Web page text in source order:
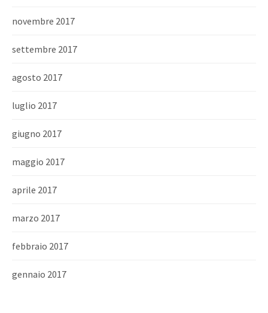
novembre 2017
settembre 2017
agosto 2017
luglio 2017
giugno 2017
maggio 2017
aprile 2017
marzo 2017
febbraio 2017
gennaio 2017